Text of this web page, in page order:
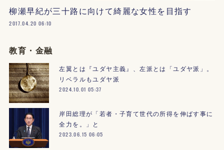
柳瀬早紀が三十路に向けて綺麗な女性を目指す
2017.04.20 06:10
教育・金融
左翼とは『ユダヤ主義』、左派とは「ユダヤ派」。
リベラルもユダヤ派
2024.10.01 05:37
岸田総理が「若者・子育て世代の所得を伸ばす事に
全力を。」と
2023.06.15 06:05